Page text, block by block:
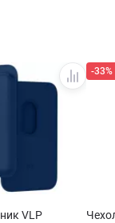
VLP
-33%